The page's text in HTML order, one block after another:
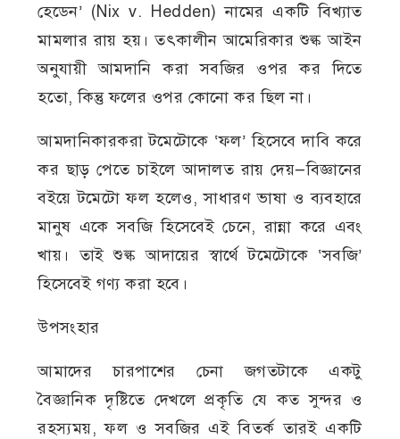
হেডেন’ (Nix v. Hedden) নামের একটি বিখ্যাত
মামলার রায় হয়। তৎকালীন আমেরিকার শুল্ক আইন
অনুযায়ী আমদানি করা সবজির ওপর কর দিতে
হতো, কিন্তু ফলের ওপর কোনো কর ছিল না।
আমদানিকারকরা টমেটোকে ‘ফল’ হিসেবে দাবি করে
কর ছাড় পেতে চাইলে আদালত রায় দেয়—বিজ্ঞানের
বইয়ে টমেটো ফল হলেও, সাধারণ ভাষা ও ব্যবহারে
মানুষ একে সবজি হিসেবেই চেনে, রান্না করে এবং
খায়। তাই শুল্ক আদায়ের স্বার্থে টমেটোকে ‘সবজি’
হিসেবেই গণ্য করা হবে।
উপসংহার
আমাদের চারপাশের চেনা জগতটাকে একটু
বৈজ্ঞানিক দৃষ্টিতে দেখলে প্রকৃতি যে কত সুন্দর ও
রহস্যময়, ফল ও সবজির এই বিতর্ক তারই একটি